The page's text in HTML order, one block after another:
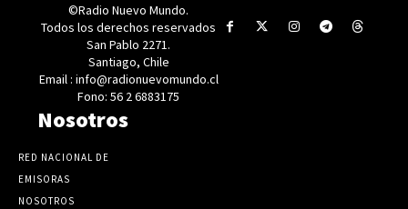
©Radio Nuevo Mundo.
Todos los derechos reservados
San Pablo 2271.
Santiago, Chile
Email : info@radionuevomundo.cl
Fono: 56 2 6883175
Nosotros
RED NACIONAL DE
EMISORAS
NOSOTROS